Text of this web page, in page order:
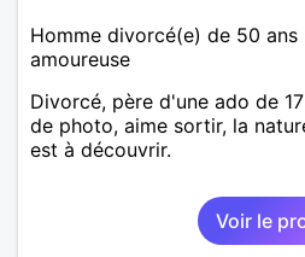
Homme divorcé(e) de 50
amoureuse
Divorcé, père d'une ado de
de photo, aime sortir, la
est à découvrir.
Voir le